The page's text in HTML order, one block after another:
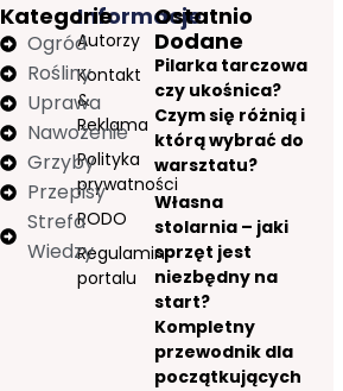
Informacje
Autorzy
Kontakt
&
Reklama
Polityka
prywatności
RODO
Regulamin
portalu
Kategorie
Ogród
Rośliny
Uprawa
Nawożenie
Grzyby
Przepisy
Strefa
Wiedzy
Ostatnio
Dodane
Pilarka tarczowa
czy ukośnica?
Czym się różnią i
którą wybrać do
warsztatu?
Własna
stolarnia – jaki
sprzęt jest
niezbędny na
start?
Kompletny
przewodnik dla
początkujących